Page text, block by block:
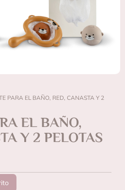
PARA EL BAÑO, RED, CANASTA Y 2
EL BAÑO,
Y 2 PELOTAS